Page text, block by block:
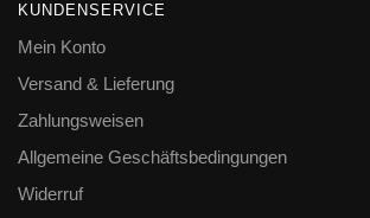
KUNDENSERVICE
Mein Konto
Versand & Lieferung
Zahlungsweisen
Allgemeine Geschäftsbedingungen
Widerruf